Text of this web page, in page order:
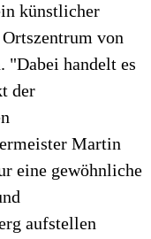
künstlicher
von
"Dabei handelt es
der
Martin
eine gewöhnliche
aufstellen